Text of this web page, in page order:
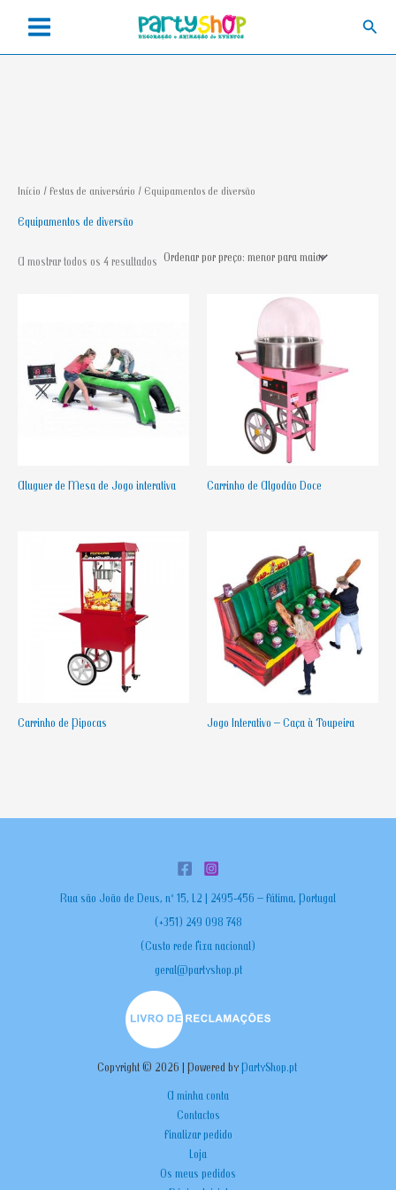
Início / Festas de aniversário / Equipamentos de diversão
Equipamentos de diversão
A mostrar todos os 4 resultados Ordenado
Aluguer de Mesa de Jogo interativa Carrinho de Algodão Doce
Carrinho de Pipocas Jogo Interativo – Caça à Toupeira
Rua são João de Deus, nº 15, L2 | 2495-456 – Fátima, Portugal
(+351) 249 098 748
(Custo rede fixa nacional)
geral@partyshop.pt
Copyright © 2026 | Powered by PartyShop.pt
A minha conta
Contactos
Finalizar pedido
Loja
Os meus pedidos